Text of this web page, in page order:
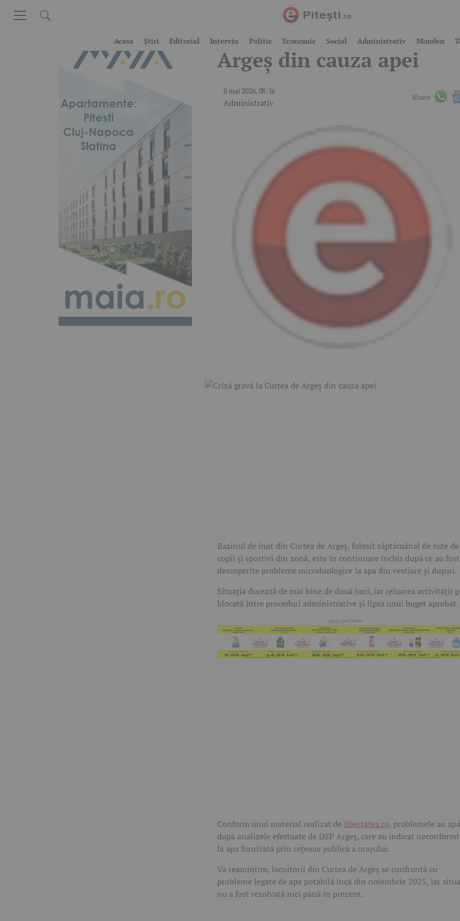
Acasa Știri Editorial Interviu Politic Economic Social Administrativ Monden
Criză gravă la Curtea de
Argeș din cauza apei
8 mai 2026, 08:36
Administrativ
Share
Bazinul de înot din Curtea de Argeș, folosit săptămânal de sute de
copii și sportivi din zonă, este în continuare închis după ce au fost
descoperite probleme microbiologice la apa din vestiare și dușuri.
Situația durează de mai bine de două luni, iar reluarea activității
blocată între proceduri administrative și lipsa unui buget aprobat.
Conform unui material realizat de libertatea.ro, problemele au
după analizele efectuate de DSP Argeș, care au indicat
la apa furnizată prin rețeaua publică a orașului.
Vă reamintim, locuitorii din Curtea de Argeș se confruntă cu
probleme legate de apa potabilă încă din noiembrie 2025, iar
nu a fost rezolvată nici până în prezent.